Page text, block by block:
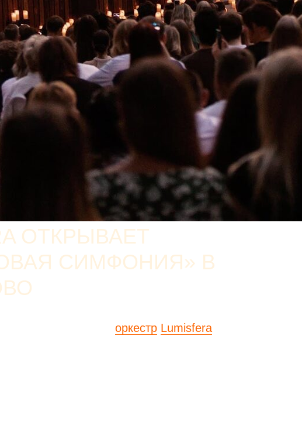
ОТКРЫВАЕТ
СИМФОНИЯ» В
оркестр Lumisfera